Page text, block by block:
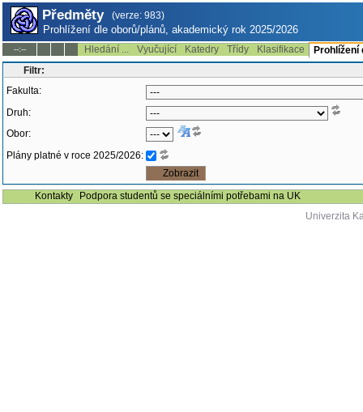
Předměty (verze: 983)
Prohlížení dle oborů/plánů, akademický rok 2025/2026
--:-- Hledání ... Vyučující Katedry Třídy Klasifikace
Prohlížení
Filtr:
Fakulta:
Druh:
Obor:
Plány platné v roce 2025/2026:
Kontakty
Podpora studentů se speciálními potřebami na UK
Univerzita